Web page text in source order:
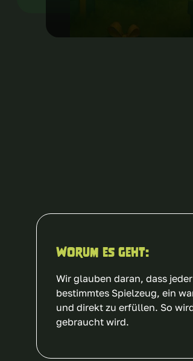
Worum es geht:
Wir glauben daran, dass
bestimmtes Spielzeug, ein
und direkt zu erfüllen. So
gebraucht wird.